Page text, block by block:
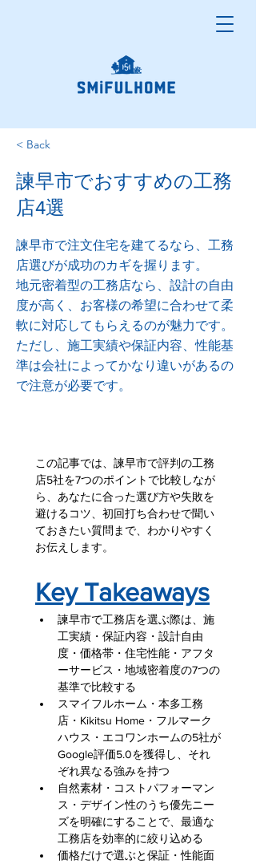
< Back
諫早市でおすすめの工務
店4選
諫早市で注文住宅を建てるなら、工務
店選びが成功のカギを握ります。
地元密着型の工務店なら、設計の自由
度が高く、お客様の希望に合わせて柔
軟に対応してもらえるのが魅力です。
ただし、施工実績や保証内容、性能基
準は会社によってかなり違いがあるの
で注意が必要です。
この記事では、諫早市で評判の工務
店5社を7つのポイントで比較しなが
ら、あなたに合った選び方や失敗を
避けるコツ、初回打ち合わせで聞い
ておきたい質問まで、わかりやすく
お伝えします。
Key Takeaways
諫早市で工務店を選ぶ際は、施
工実績・保証内容・設計自由
度・価格帯・住宅性能・アフタ
ーサービス・地域密着度の7つの
基準で比較する
スマイフルホーム・本多工務
店・Kikitsu Home・フルマーク
ハウス・エコワンホームの5社が
Google評価5.0を獲得し、それ
ぞれ異なる強みを持つ
自然素材・コストパフォーマン
ス・デザイン性のうち優先ニー
ズを明確にすることで、最適な
工務店を効率的に絞り込める
価格だけで選ぶと保証・性能面